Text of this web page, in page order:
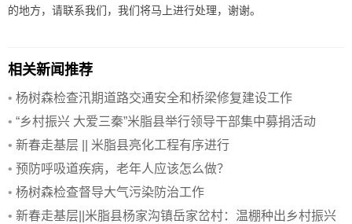
的地方，请联系我们，我们将马上进行处理，谢谢。
相关新闻推荐
• 杨树森检查汛期道路交通安全和桥梁修复建设工作
• “乡村振兴 大爱三秦”米脂县举行领导干部集中募捐活动
• 新春走基层 || 米脂县亮化工程有序进行
• 预防呼吸道疾病，老年人应该怎么做？
• 杨树森检查督导大气污染防治工作
• 新春走基层||米脂县杨家沟镇岳家岔村：温棚种出乡村振兴